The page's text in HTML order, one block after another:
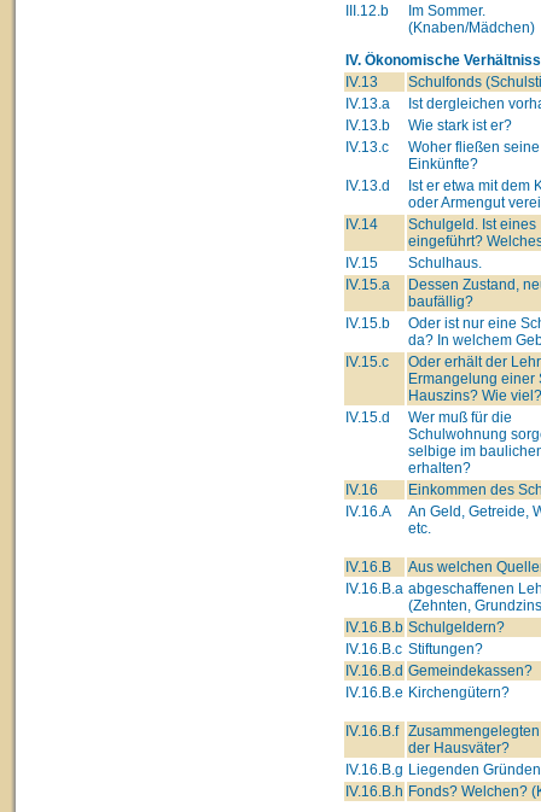
III.12.b
Im Sommer.
(Knaben/Mädchen)
IV. Ökonomische
IV.13
Schulfonds
IV.13.a
Ist dergleichen
IV.13.b
Wie stark ist er?
IV.13.c
Woher fließen seine
Einkünfte?
IV.13.d
Ist er etwa mit dem
oder Armengut
IV.14
Schulgeld. Ist eines
eingeführt?
IV.15
Schulhaus.
IV.15.a
Dessen Zustand,
baufällig?
IV.15.b
Oder ist nur eine
da? In welchem
IV.15.c
Oder erhält der
Ermangelung einer
Hauszins? Wie viel?
IV.15.d
Wer muß für die
Schulwohnung
selbige im
erhalten?
IV.16
Einkommen des
IV.16.A
An Geld, Getreide,
etc.
IV.16.B
Aus welchen
IV.16.B.a abgeschaffenen
(Zehnten,
IV.16.B.b Schulgeldern?
IV.16.B.c Stiftungen?
IV.16.B.d Gemeindekassen?
IV.16.B.e Kirchengütern?
IV.16.B.f
der Hausväter?
IV.16.B.g Liegenden
IV.16.B.h Fonds? Welchen?